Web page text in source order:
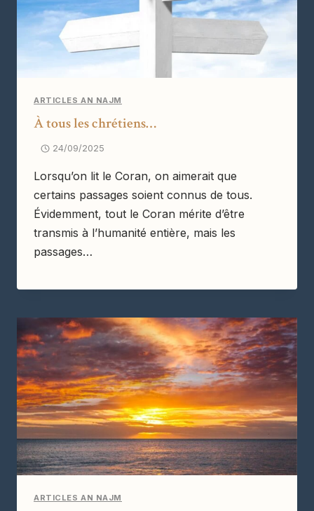
ARTICLES AN NAJM
À tous les chrétiens…
24/09/2025
Lorsqu’on lit le Coran, on aimerait que
certains passages soient connus de tous.
Évidemment, tout le Coran mérite d’être
transmis à l’humanité entière, mais les
passages…
ARTICLES AN NAJM